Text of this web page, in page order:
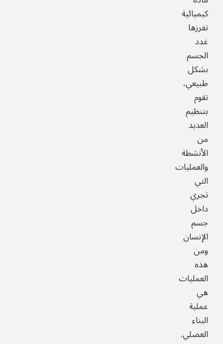
كيميائية
تفرزها
غدد
الجسم
بشكل
طبيعي،
تقوم
بتنظيم
العديد
من
الأنشطة
والعمليات
التي
تجري
داخل
جسم
الإنسان
ومن
هذه
العمليات
هي
عملية
البناء
العضلي.